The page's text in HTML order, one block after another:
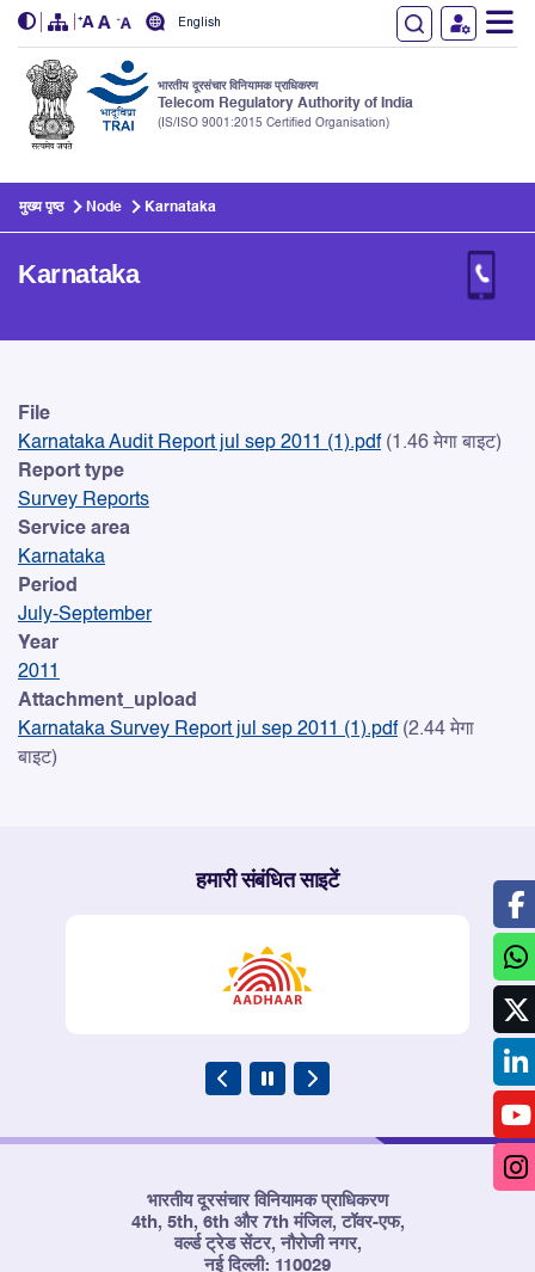
English
भारतीय दूरसंचार विनियामक प्राधिकरण
Telecom Regulatory Authority of India
(IS/ISO 9001:2015 Certified Organisation)
मुख्य पृष्ठ Node Karnataka
Karnataka
Karnataka
File
Karnataka Audit Report jul sep 2011 (1).pdf (1.46 मेगा बाइट)
Report type
Survey Reports
Service area
Karnataka
Period
July-September
Year
2011
Attachment_upload
Karnataka Survey Report jul sep 2011 (1).pdf (2.44 मेगा
बाइट)
हमारी संबंधित साइटें
भारतीय दूरसंचार विनियामक प्राधिकरण
4th, 5th, 6th और 7th मंजिल, टॉवर-एफ,
वर्ल्ड ट्रेड सेंटर, नौरोजी नगर,
नई दिल्ली: 110029